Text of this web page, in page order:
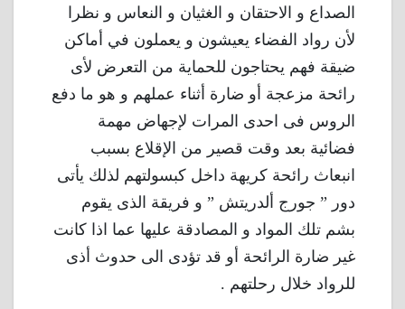
الصداع و الاحتقان و الغثيان و النعاس و نظرا
لأن رواد الفضاء يعيشون و يعملون في أماكن
ضيقة فهم يحتاجون للحماية من التعرض لأى
رائحة مزعجة أو ضارة أثناء عملهم و هو ما دفع
الروس فى احدى المرات لإجهاض مهمة
فضائية بعد وقت قصير من الإقلاع بسبب
انبعاث رائحة كريهة داخل كبسولتهم لذلك يأتى
دور ” جورج ألدريتش ” و فريقة الذى يقوم
بشم تلك المواد و المصادقة عليها عما اذا كانت
غير ضارة الرائحة أو قد تؤدى الى حدوث أذى
للرواد خلال رحلتهم .